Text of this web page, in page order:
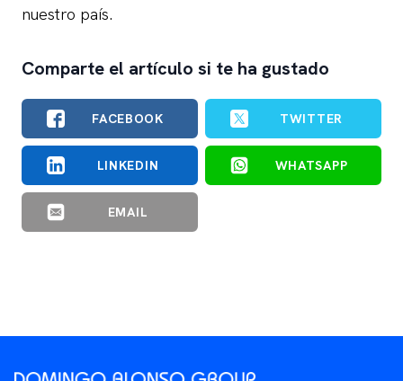
nuestro país.
Comparte el artículo si te ha gustado
FACEBOOK TWITTER
LINKEDIN WHATSAPP
EMAIL